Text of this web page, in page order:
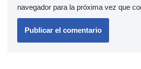
navegador para la próxima vez que